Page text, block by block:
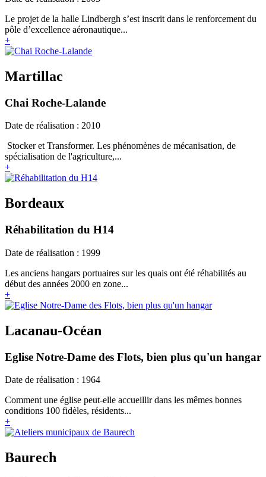
Le projet de la halle Lindbergh s’est inscrit dans le renforcement du
pôle d’excellence aéronautique...
+
Martillac
Chai Roche-Lalande
Date de réalisation : 2010
Stocker et Transformer. Les phénomènes de mécanisation, de
spécialisation de l'agriculture,...
+
Bordeaux
Réhabilitation du H14
Date de réalisation : 1999
Les anciens hangars portuaires sur les quais ont été réhabilités au
début des années 2000 en zone...
+
Lacanau-Océan
Eglise Notre-Dame des Flots, bien plus qu'un hangar
Date de réalisation : 1964
Comment une église peut-elle accueillir dans les mêmes bonnes
conditions 100 fidèles, résidents...
+
Baurech